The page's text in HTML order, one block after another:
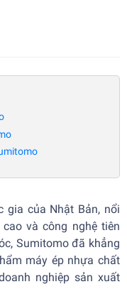
gia của Nhật Bản, nổi
và công nghệ tiên
Sumitomo đã khẳng
máy ép nhựa chất
nghiệp sản xuất